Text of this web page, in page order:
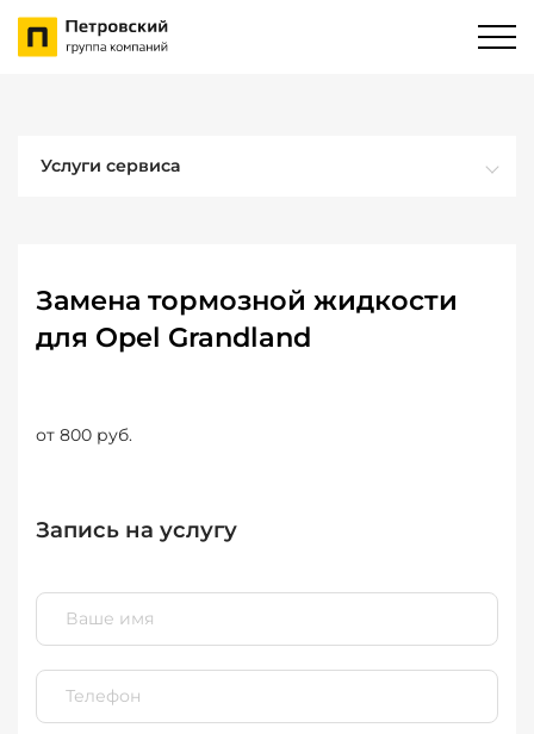
Услуги сервиса
Замена тормозной жидкости
для Opel Grandland
от 800 руб.
Запись на услугу